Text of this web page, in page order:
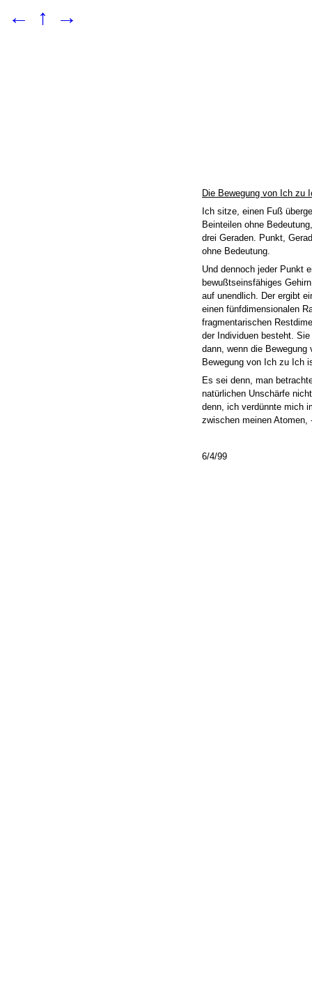
← ↑ →
Die Bewegung von Ich zu
Ich sitze, einen Fuß
Beinteilen ohne
drei Geraden. Punkt,
ohne Bedeutung.
Und dennoch jeder Punkt
bewußtseinsfähiges
auf unendlich. Der ergibt
einen fünfdimensionalen
fragmentarischen
der Individuen besteht.
dann, wenn die
Bewegung von Ich zu Ich
Es sei denn, man
natürlichen Unschärfe
denn, ich verdünnte mich
zwischen meinen
6/4/99